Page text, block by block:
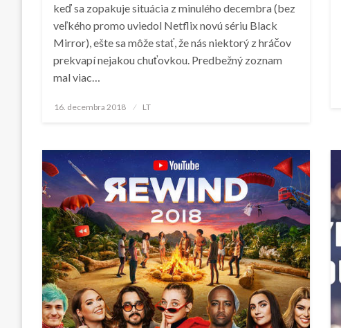
keď sa zopakuje situácia z minulého decembra (bez
veľkého promo uviedol Netflix novú sériu Black
Mirror), ešte sa môže stať, že nás niektorý z hráčov
prekvapí nejakou chuťovkou. Predbežný zoznam
mal viac…
Posted
16. decembra 2018 LT